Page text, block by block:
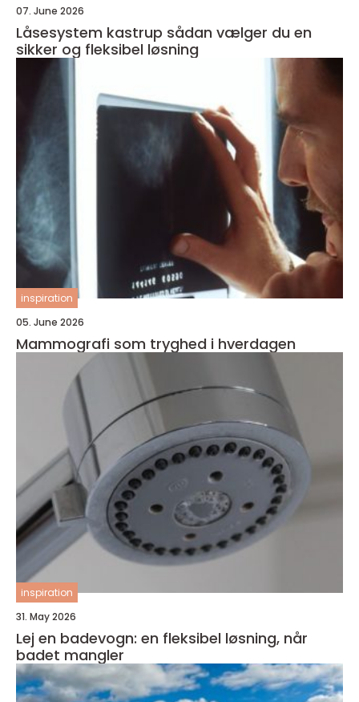
07. June 2026
Låsesystem kastrup sådan vælger du en
sikker og fleksibel løsning
inspiration
05. June 2026
Mammografi som tryghed i hverdagen
inspiration
31. May 2026
Lej en badevogn: en fleksibel løsning, når
badet mangler